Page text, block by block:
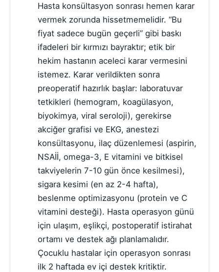
Hasta konsültasyon sonrası hemen karar
vermek zorunda hissetmemelidir. “Bu
fiyat sadece bugün geçerli” gibi baskı
ifadeleri bir kırmızı bayraktır; etik bir
hekim hastanın aceleci karar vermesini
istemez. Karar verildikten sonra
preoperatif hazırlık başlar: laboratuvar
tetkikleri (hemogram, koagülasyon,
biyokimya, viral seroloji), gerekirse
akciğer grafisi ve EKG, anestezi
konsültasyonu, ilaç düzenlemesi (aspirin,
NSAİİ, omega-3, E vitamini ve bitkisel
takviyelerin 7-10 gün önce kesilmesi),
sigara kesimi (en az 2-4 hafta),
beslenme optimizasyonu (protein ve C
vitamini desteği). Hasta operasyon günü
için ulaşım, eşlikçi, postoperatif istirahat
ortamı ve destek ağı planlamalıdır.
Çocuklu hastalar için operasyon sonrası
ilk 2 haftada ev içi destek kritiktir.